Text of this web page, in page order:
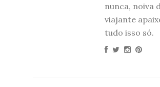
nunca, noiva
viajante
tudo isso só.